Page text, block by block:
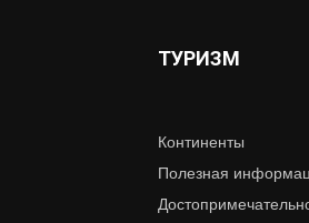
ТУРИЗМ
Континенты
Полезная